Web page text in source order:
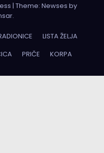
| Theme: Newses by
.
LISTA ŽELJA
PRIČE KORPA